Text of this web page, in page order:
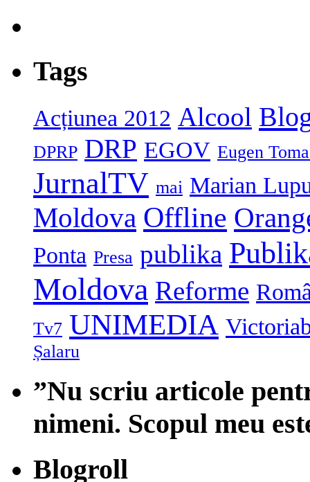
Tags
Acțiunea 2012 Alcool
DPRP DRP EGOV Eugen
JurnalTV mai Marian
Moldova Offline
Ponta Presa publika
Moldova Reforme
Tv7 UNIMEDIA
Șalaru
”Nu scriu articole
nimeni. Scopul meu
Blogroll